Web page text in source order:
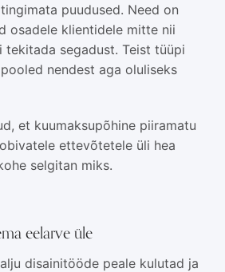
puudused. Need on
osadele klientidele mitte nii
tekitada segadust. Teist tüüpi
nendest aga oluliseks
et kuumaksupõhine piiramatu
ettevõtetele üli hea
selgitan miks.
eelarve üle
disainitööde peale kulutad ja